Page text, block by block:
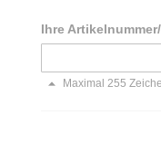
Ihre
Maximal 255